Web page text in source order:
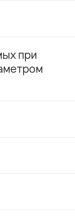
при